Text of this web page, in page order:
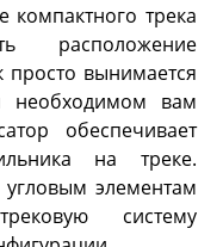
компактного трека
расположение
просто вынимается
необходимом вам
обеспечивает
на треке.
элементам
систему